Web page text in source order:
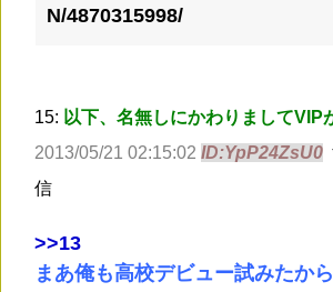
N/4870315998/
15: 以下、名無しにかわりましてVIP
2013/05/21 02:15:02 ID:YpP24ZsU0
信
>>13
まあ俺も高校デビュー試みたか